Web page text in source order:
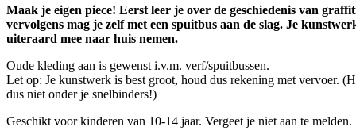
Maak je eigen piece! Eerst leer je over de geschiedenis van
vervolgens mag je zelf met een spuitbus aan de slag. Je
uiteraard mee naar huis nemen.
Oude kleding aan is gewenst i.v.m. verf/spuitbussen.
Let op: Je kunstwerk is best groot, houd dus rekening met vervoer.
dus niet onder je snelbinders!)
Geschikt voor kinderen van 10-14 jaar. Vergeet je niet aan te melden.